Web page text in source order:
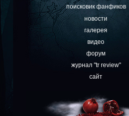
поисковик фанфиков
новости
галерея
видео
форум
журнал "tr review"
сайт